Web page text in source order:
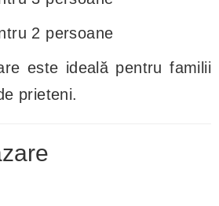
2 persoane
este ideală pentru familii
prieteni.